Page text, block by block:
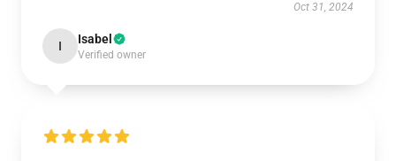
Oct 31, 2024
I Isabel
Verified owner